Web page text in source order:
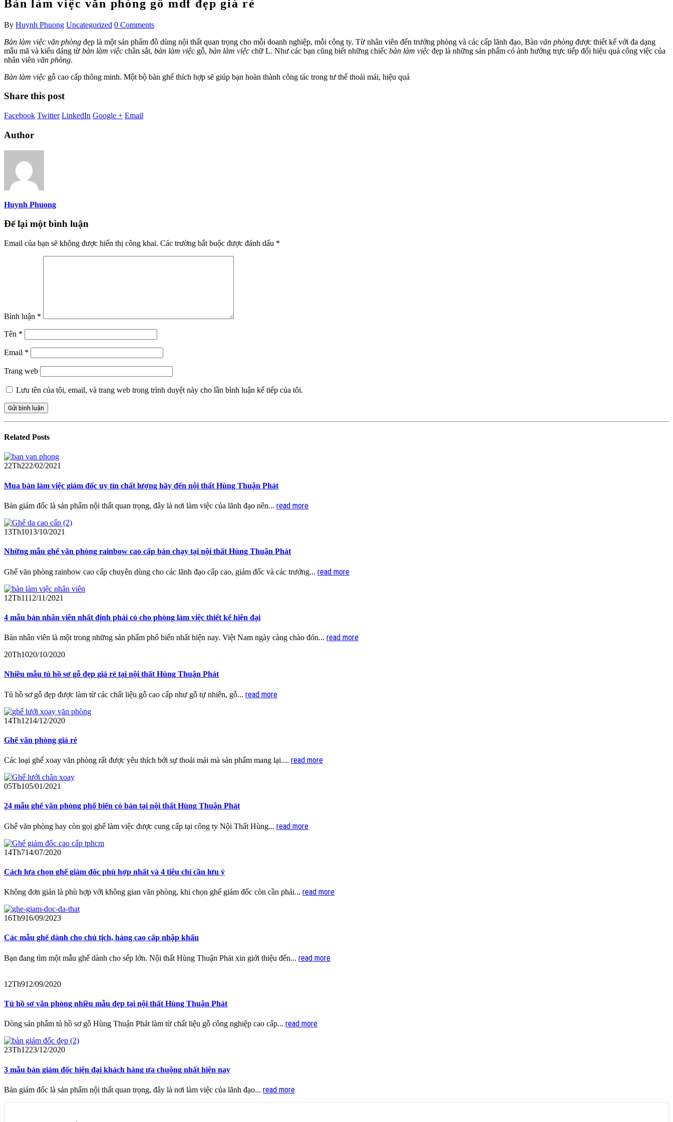
Bàn làm việc văn phòng gỗ mdf đẹp giá rẻ
By Huynh Phuong Uncategorized 0 Comments
Bàn làm việc văn phòng đẹp là một sản phẩm đồ dùng nội thất quan trọng cho mỗi doanh nghiệp, mỗi công ty. Từ nhân viên đến trưởng phòng và các cấp lãnh đạo, Bàn văn phòng được thiết kế với đa dạng
mẫu mã và kiểu dáng từ bàn làm việc chân sắt, bàn làm việc gỗ, bàn làm việc chữ L. Như các bạn cũng biết những chiếc bàn làm việc đẹp là những sản phẩm có ảnh hưởng trực tiếp đối hiệu quả công việc của
nhân viên văn phòng.
Bàn làm việc gỗ cao cấp thông minh. Một bộ bàn ghế thích hợp sẽ giúp bạn hoàn thành công tác trong tư thế thoải mái, hiệu quả
Share this post
Facebook Twitter LinkedIn Google + Email
Author
Huynh Phuong
Để lại một bình luận
Email của bạn sẽ không được hiển thị công khai. Các trường bắt buộc được đánh dấu *
Bình luận *
Tên *
Email *
Trang web
Lưu tên của tôi, email, và trang web trong trình duyệt này cho lần bình luận kế tiếp của tôi.
Related Posts
22Th222/02/2021
Mua bàn làm việc giám đốc uy tín chất lượng hãy đến nội thất Hùng Thuận Phát
Bàn giám đốc là sản phẩm nội thất quan trọng, đây là nơi làm việc của lãnh đạo nên... read more
13Th1013/10/2021
Những mẫu ghế văn phòng rainbow cao cấp bán chạy tại nội thất Hùng Thuận Phát
Ghế văn phòng rainbow cao cấp chuyên dùng cho các lãnh đạo cấp cao, giám đốc và các trưởng... read more
12Th1112/11/2021
4 mẫu bàn nhân viên nhất định phải có cho phòng làm việc thiết kế hiện đại
Bàn nhân viên là một trong những sản phẩm phổ biến nhất hiện nay. Việt Nam ngày càng chào đón... read more
20Th1020/10/2020
Nhiều mẫu tủ hồ sơ gỗ đẹp giá rẻ tại nội thất Hùng Thuận Phát
Tủ hồ sơ gỗ đẹp được làm từ các chất liệu gỗ cao cấp như gỗ tự nhiên, gỗ... read more
14Th1214/12/2020
Ghế văn phòng giá rẻ
Các loại ghế xoay văn phòng rất được yêu thích bởi sự thoải mái mà sản phẩm mang lại.... read more
05Th105/01/2021
24 mẫu ghế văn phòng phổ biến có bán tại nội thất Hùng Thuận Phát
Ghế văn phòng hay còn gọi ghế làm việc được cung cấp tại công ty Nội Thất Hùng... read more
14Th714/07/2020
Cách lựa chọn ghế giám đốc phù hợp nhất và 4 tiêu chí cần lưu ý
Không đơn giản là phù hợp với không gian văn phòng, khi chọn ghế giám đốc còn cần phải... read more
16Th916/09/2023
Các mẫu ghế dành cho chủ tịch, hàng cao cấp nhập khẩu
Bạn đang tìm một mẫu ghế dành cho sếp lớn. Nội thất Hùng Thuận Phát xin giới thiệu đến... read more
12Th912/09/2020
Tủ hồ sơ văn phòng nhiều mẫu đẹp tại nội thất Hùng Thuận Phát
Dòng sản phẩm tủ hồ sơ gỗ Hùng Thuận Phát làm từ chất liệu gỗ công nghiệp cao cấp... read more
23Th1223/12/2020
3 mẫu bàn giám đốc hiện đại khách hàng ưa chuộng nhất hiện nay
Bàn giám đốc là sản phẩm nội thất quan trọng, đây là nơi làm việc của lãnh đạo... read more